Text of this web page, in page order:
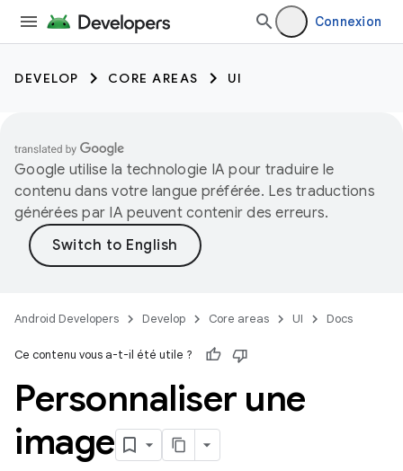
Connexion
DEVELOP CORE AREAS UI
Google utilise la technologie IA pour traduire le
contenu dans votre langue préférée. Les traductions
générées par IA peuvent contenir des erreurs.
Android Developers Develop Core areas UI Docs
Ce contenu vous a-t-il été utile ?
Personnaliser une
image